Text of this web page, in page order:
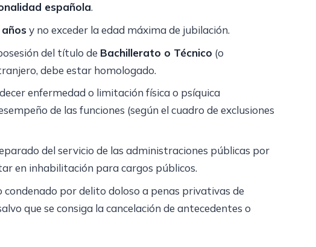
española.
añosy no exceder la edad máxima de jubilación.
del título de Bachillerato o Técnico (o
debe estar homologado.
enfermedad o limitación física o psíquica
de las funciones (según el cuadro de exclusiones
del servicio de las administraciones públicas por
en inhabilitación para cargos públicos.
condenado por delito doloso a penas privativas de
que se consiga la cancelación de antecedentes o